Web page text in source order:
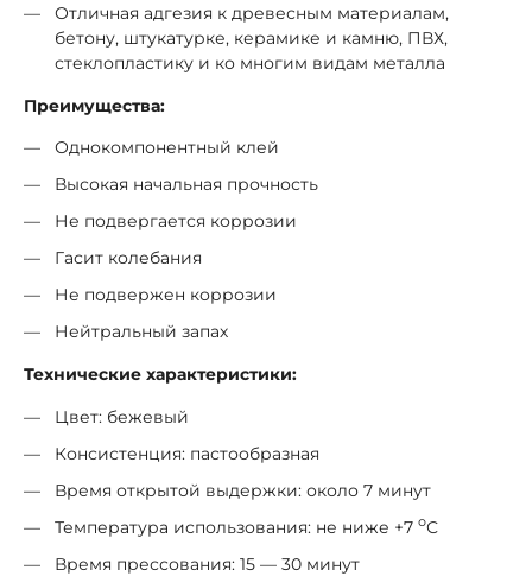
Отличная адгезия к древесным материалам,
бетону, штукатурке, керамике и камню, ПВХ,
стеклопластику и ко многим видам металла
Преимущества:
Однокомпонентный клей
Высокая начальная прочность
Не подвергается коррозии
Гасит колебания
Не подвержен коррозии
Нейтральный запах
Технические характеристики:
Цвет: бежевый
Консистенция: пастообразная
Время открытой выдержки: около 7 минут
Температура использования: не ниже +7 оС
Время прессования: 15 — 30 минут